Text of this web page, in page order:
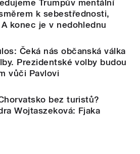
Trumpův mentální
k sebestřednosti,
konec je v nedohlednu
Čeká nás občanská válka
Prezidentské volby budou
vůči Pavlovi
bez turistů?
Wojtaszeková: Fjaka